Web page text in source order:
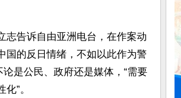
志告诉自由亚洲电台，在作案动
国的反日情绪，不如以此作为警
是公民、政府还是媒体，“需要
”。